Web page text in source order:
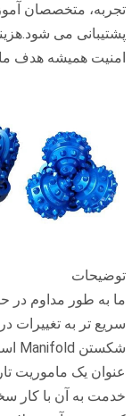
تجربه، متخصصان
پشتیبانی می
امنیت همیشه هدف
توضیحات
ما به طور مداوم در
سریع تر به تغییرات
عنوان یک ماموریت
خدمت به آن با کار